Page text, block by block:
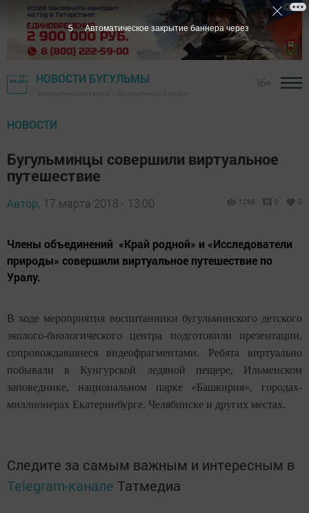
НОВОСТИ БУГУЛЬМЫ
НОВОСТИ
Бугульминцы совершили виртуальное
путешествие
Автор, 17 марта 2018 - 13:00 1268 0 0
Члены объединений «Край родной» и «Исследователи
природы» совершили виртуальное путешествие по
Уралу.
В ходе мероприятия воспитанники бугульминского детского
эколого-биологического центра подготовили презентации,
сопровождавшиеся видеофрагментами. Ребята виртуально
побывали в Кунгурской ледяной пещере, Ильменском
заповеднике, национальном парке «Башкирия», городах-
миллионерах Екатеринбурге, Челябинске и других местах.
Следите за самым важным и интересным в
Telegram-канале Татмедиа
3 Автоматическое закрытие баннера через